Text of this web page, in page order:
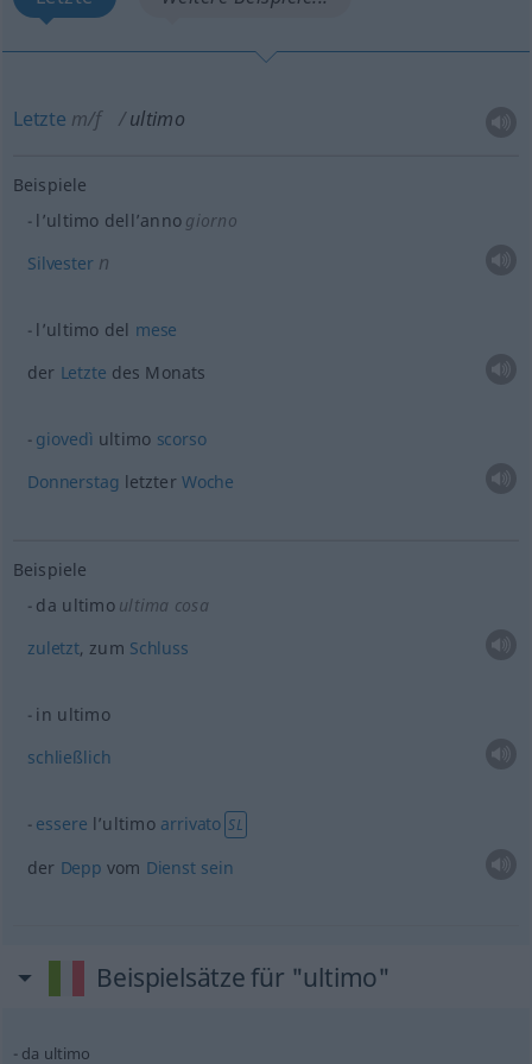
Letzte m/f ultimo
Beispiele
l’ultimo dell’anno giorno
Silvestern
l’ultimo del mese
der Letzte des Monats
giovedì ultimo scorso
Donnerstag letzter Woche
Beispiele
da ultimo ultima cosa
zuletzt, zum Schluss
in ultimo
schließlich
essere l’ultimo arrivato SL
der Depp vom Dienst sein
Beispielsätze für "ultimo"
da ultimo